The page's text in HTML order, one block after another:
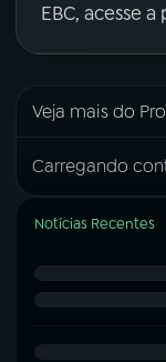
EBC, acesse
Veja mais do
Carregando
Notícias Recentes